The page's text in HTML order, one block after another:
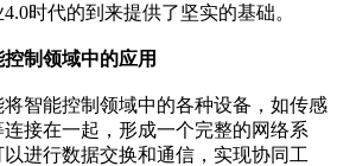
时代的到来提供了坚实的基础。
制领域中的应用
将智能控制领域中的各种设备，如传感
接在一起，形成一个完整的网络系
进行数据交换和通信，实现协同工